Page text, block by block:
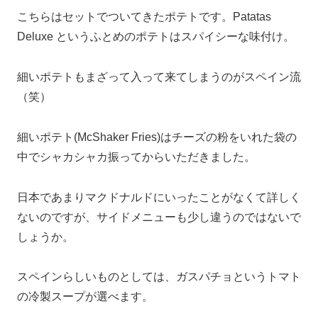
こちらはセットでついてきたポテトです。Patatas
Deluxe というふとめのポテトはスパイシーな味付け。
細いポテトもまざって入って来てしまうのがスペイン流
（笑）
細いポテト(McShaker Fries)はチーズの粉をいれた袋の
中でシャカシャカ振ってからいただきました。
日本であまりマクドナルドにいったことがなくて詳しく
ないのですが、サイドメニューも少し違うのではないで
しょうか。
スペインらしいものとしては、ガスパチョというトマト
の冷製スープが選べます。